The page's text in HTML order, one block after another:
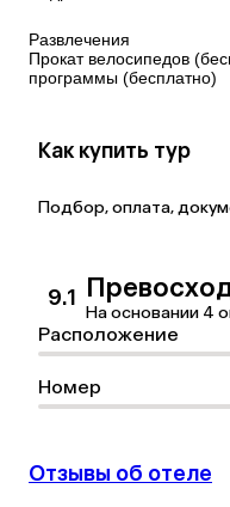
Развлечения
Прокат велосипедов
программы (бесплатно)
Как купить тур
Подбор, оплата,
9.1
На основании 4
Расположение
Номер
Отзывы об отеле